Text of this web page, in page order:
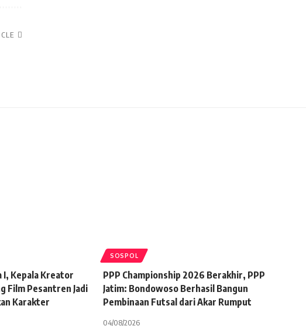
I, Kepala Kreator
Film Pesantren Jadi
Karakter
SOSPOL
PPP Championship 2026 Berakhir, PPP
Jatim: Bondowoso Berhasil Bangun
Pembinaan Futsal dari Akar Rumput
04/08/2026